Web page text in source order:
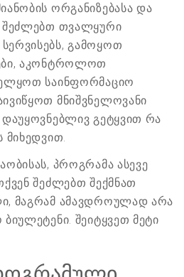
ორგანიზებასა და
შეძლებთ თვალყური
გამოყოთ
აკონტროლოთ
საინფორმაციო
მნიშვნელოვანი
გეტყვით რა
მიხედვით.
პროგრამა ასევე
შეძლებთ შექმნათ
მაგრამ ამავდროულად არა
შეიტყვეთ მეტი